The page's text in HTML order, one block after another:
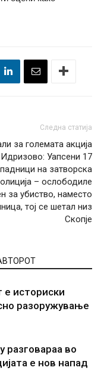
Следна статија
за големата акција
Уапсени 17
на затворска
– ослободиле
за убиство, наместо
тој се шетал низ
Скопје
е историски
разоружување
разговараа во
е нов напад